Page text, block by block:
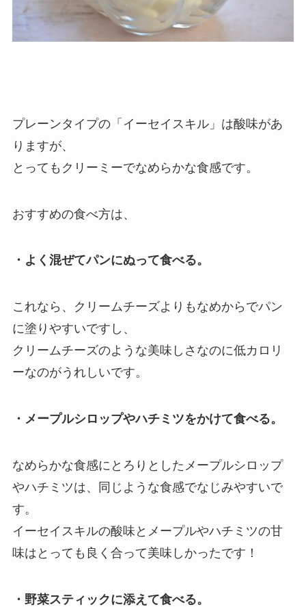
プレーンタイプの「イーセイスキル」は酸味があ
りますが、
とってもクリーミーでなめらかな食感です。
おすすめの食べ方は、
・よく混ぜてパンにぬって食べる。
これなら、クリームチーズよりもなめからでパン
に塗りやすいですし、
クリームチーズのような美味しさなのに低カロリ
ーなのがうれしいです。
・メープルシロップやハチミツをかけて食べる。
なめらかな食感にとろりとしたメープルシロップ
やハチミツは、同じような食感でなじみやすいで
す。
イーセイスキルの酸味とメープルやハチミツの甘
味はとっても良く合って美味しかったです！
・野菜スティックに添えて食べる。